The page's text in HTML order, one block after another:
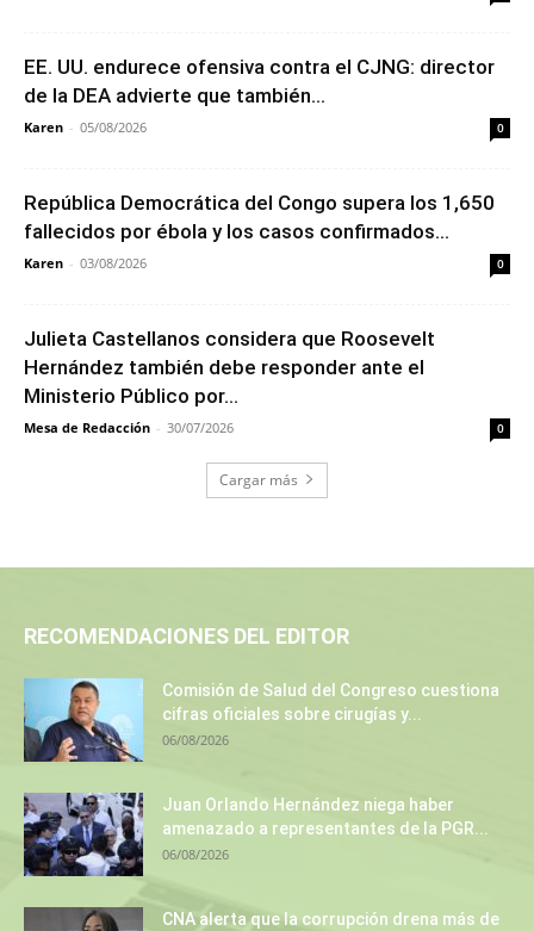
EE. UU. endurece ofensiva contra el CJNG: director
de la DEA advierte que también...
Karen - 05/08/2026 0
República Democrática del Congo supera los 1,650
fallecidos por ébola y los casos confirmados...
Karen - 03/08/2026 0
Julieta Castellanos considera que Roosevelt
Hernández también debe responder ante el
Ministerio Público por...
Mesa de Redacción - 30/07/2026 0
Cargar más
RECOMENDACIONES DEL EDITOR
Comisión de Salud del Congreso cuestiona
cifras oficiales sobre cirugías y...
06/08/2026
Juan Orlando Hernández niega haber
amenazado a representantes de la PGR...
06/08/2026
CNA alerta que la corrupción drena más de